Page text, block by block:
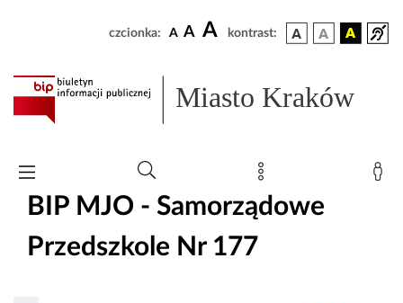
czcionka: A A A kontrast:
Miasto Kraków
BIP MJO - Samorządowe
Przedszkole Nr 177